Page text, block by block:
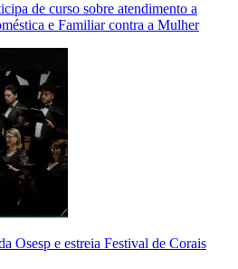
de curso sobre atendimento a
e Familiar contra a Mulher
Osesp e estreia Festival de Corais